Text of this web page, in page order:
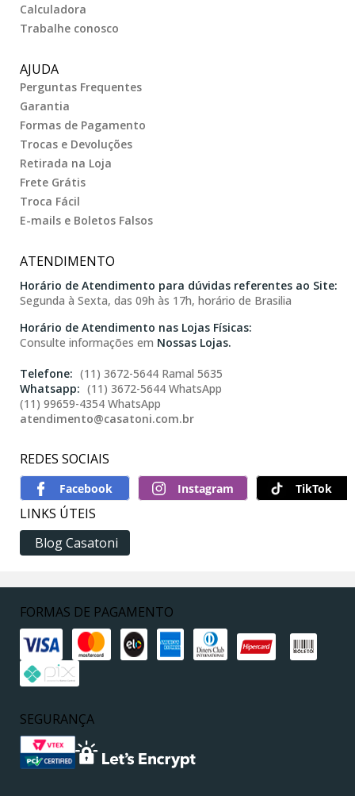
Calculadora
Trabalhe conosco
AJUDA
Perguntas Frequentes
Garantia
Formas de Pagamento
Trocas e Devoluções
Retirada na Loja
Frete Grátis
Troca Fácil
E-mails e Boletos Falsos
ATENDIMENTO
Horário de Atendimento para dúvidas referentes ao Site:
Segunda à Sexta, das 09h às 17h, horário de Brasilia
Horário de Atendimento nas Lojas Físicas:
Consulte informações em Nossas Lojas.
(11) 3672-5644 Ramal 5635
(11) 3672-5644 WhatsApp
(11) 99659-4354 WhatsApp
atendimento@casatoni.com.br
REDES SOCIAIS
TikTok
LINKS ÚTEIS
Blog Casatoni
FORMAS DE PAGAMENTO
SEGURANÇA